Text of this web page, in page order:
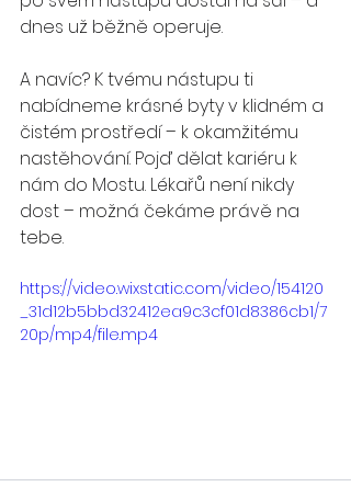
dnes už běžně operuje.
A navíc? K tvému nástupu ti
nabídneme krásné byty v klidném a
čistém prostředí – k okamžitému
nastěhování. Pojď dělat kariéru k
nám do Mostu. Lékařů není nikdy
dost – možná čekáme právě na
tebe.
https://video.wixstatic.com/video/154120
_31d12b5bbd32412ea9c3cf01d8386cb1/7
20p/mp4/file.mp4